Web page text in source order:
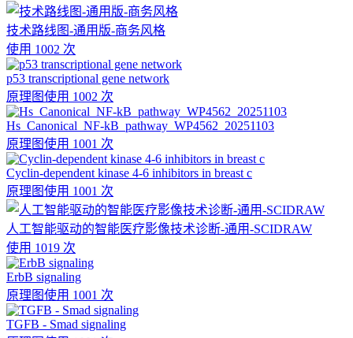
技术路线图-通用版-商务风格
使用 1002 次
p53 transcriptional gene network
原理图使用 1002 次
Hs_Canonical_NF-kB_pathway_WP4562_20251103
原理图使用 1001 次
Cyclin-dependent kinase 4-6 inhibitors in breast c
原理图使用 1001 次
人工智能驱动的智能医疗影像技术诊断-通用-SCIDRAW
使用 1019 次
ErbB signaling
原理图使用 1001 次
TGFB - Smad signaling